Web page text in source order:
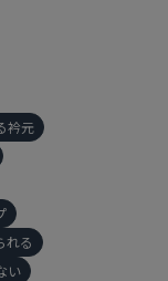
衿元
れる
い